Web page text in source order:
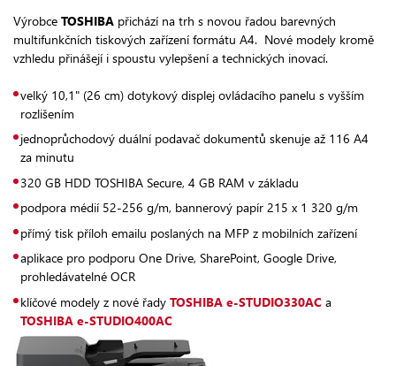
Výrobce TOSHIBA přichází na trh s novou řadou barevných
multifunkčních tiskových zařízení formátu A4. Nové modely kromě
vzhledu přinášejí i spoustu vylepšení a technických inovací.
velký 10,1" (26 cm) dotykový displej ovládacího panelu s vyšším
rozlišením
jednoprůchodový duální podavač dokumentů skenuje až 116 A4
za minutu
320 GB HDD TOSHIBA Secure, 4 GB RAM v základu
podpora médií 52-256 g/m, bannerový papír 215 x 1 320 g/m
přímý tisk příloh emailu poslaných na MFP z mobilních zařízení
aplikace pro podporu One Drive, SharePoint, Google Drive,
prohledávatelné OCR
klíčové modely z nové řady TOSHIBA e-STUDIO330ACa
TOSHIBA e-STUDIO400AC